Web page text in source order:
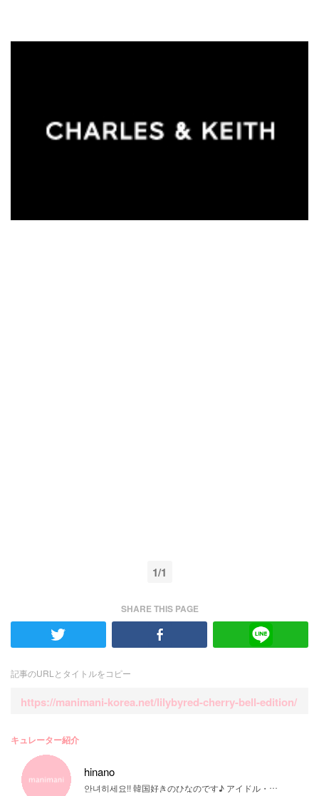
1/1
SHARE THIS PAGE
記事のURLとタイトルをコピー
https://manimani-korea.net/lilybyred-cherry-bell-edition/
キュレーター紹介
hinano
안녀히세요!! 韓国好きのひなのです♪ アイドル・韓国料理・ファッション・コスメなどなど♡ 幅広く発信していきます！留学経験があるので留学についても詳しく書きますね(^▽^)/